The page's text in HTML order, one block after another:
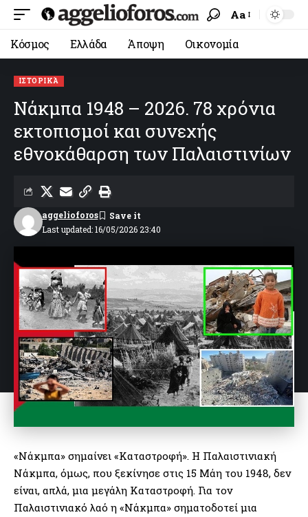
Aa
Κόσμος Ελλάδα Άποψη Οικονομία
ΙΣΤΟΡΙΚΆ
Νάκμπα 1948 – 2026. 78 χρόνια
εκτοπισμοί και συνεχής
εθνοκάθαρση των Παλαιστινίων
Last updated: 16/05/2026 23:40
aggelioforos
«Νάκμπα» σημαίνει «Καταστροφή». Η Παλαιστινιακή
Νάκμπα, όμως, που ξεκίνησε στις 15 Μάη του 1948, δεν
είναι, απλά, μια μεγάλη Καταστροφή. Για τον
Παλαιστινιακό λαό η «Νάκμπα» σηματοδοτεί μια